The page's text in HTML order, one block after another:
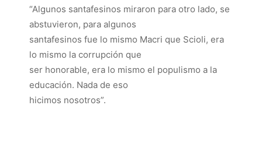
“Algunos santafesinos miraron para otro lado, se
abstuvieron, para algunos
santafesinos fue lo mismo Macri que Scioli, era
lo mismo la corrupción que
ser honorable, era lo mismo el populismo a la
educación. Nada de eso
hicimos nosotros”.